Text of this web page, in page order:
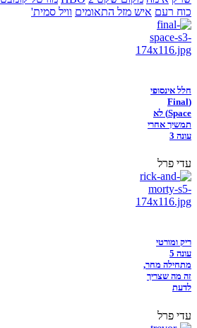
כוח רעם איש מזל התאומים וויל סמית'
חלל אינסופי
(Final
Space) לא
תמשיך אחרי
עונה 3
עדי פרל
ריק ומורטי
עונה 5
מתחילה מחר,
זה מה שצריך
לדעת
עדי פרל